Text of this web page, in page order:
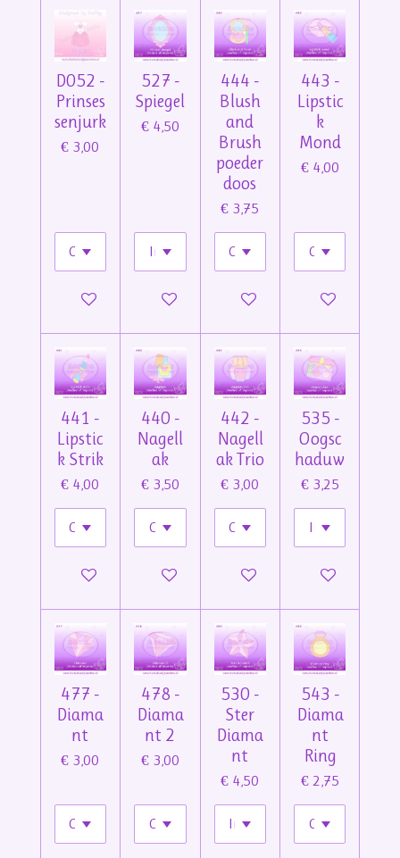
D052 -
Prinses
senjurk
€ 3,00
In winkelwagen
527 -
Spiegel
€ 4,50
In winkelwagen
444 -
Blush
and
Brush
poeder
doos
€ 3,75
In winkelwagen
443 -
Lipstic
k
Mond
€ 4,00
In winkelwagen
441 -
Lipstic
k Strik
€ 4,00
In winkelwagen
440 -
Nagell
ak
€ 3,50
In winkelwagen
442 -
Nagell
ak Trio
€ 3,00
In winkelwagen
535 -
Oogsc
haduw
€ 3,25
In winkelwagen
477 -
Diama
nt
€ 3,00
478 -
Diama
nt 2
€ 3,00
530 -
Ster
Diama
nt
€ 4,50
543 -
Diama
nt
Ring
€ 2,75